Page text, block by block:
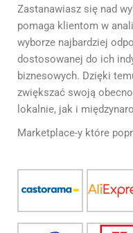
Zastanawiasz się nad
pomaga klientom w
wyborze najbardziej
dostosowanej do ich
biznesowych. Dzięki
zwiększać swoją
lokalnie, jak i
Marketplace-y które